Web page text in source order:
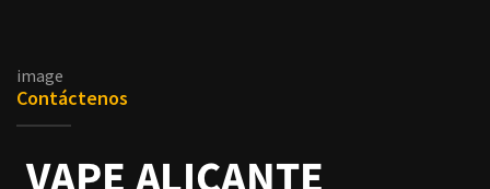
image
Contáctenos